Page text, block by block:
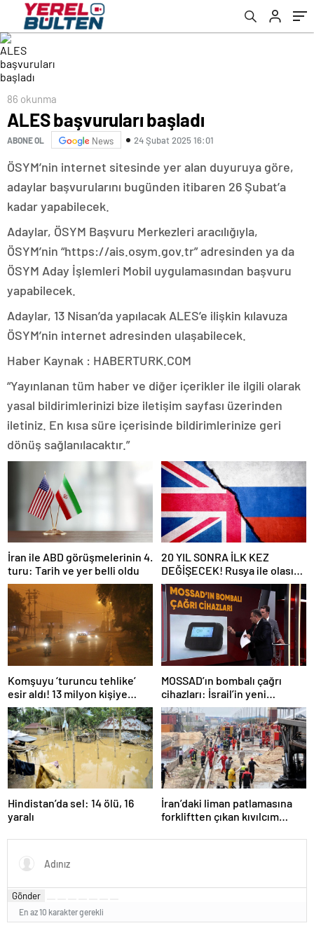
86 okunma
ALES başvuruları başladı
ABONE OL News 24 Şubat 2025 16:01
ÖSYM’nin internet sitesinde yer alan duyuruya göre,
adaylar başvurularını bugünden itibaren 26 Şubat’a
kadar yapabilecek.
Adaylar, ÖSYM Başvuru Merkezleri aracılığıyla,
ÖSYM’nin “https://ais.osym.gov.tr” adresinden ya da
ÖSYM Aday İşlemleri Mobil uygulamasından başvuru
yapabilecek.
Adaylar, 13 Nisan’da yapılacak ALES’e ilişkin kılavuza
ÖSYM’nin internet adresinden ulaşabilecek.
Haber Kaynak : HABERTURK.COM
“Yayınlanan tüm haber ve diğer içerikler ile ilgili olarak
yasal bildirimlerinizi bize iletişim sayfası üzerinden
iletiniz. En kısa süre içerisinde bildirimlerinize geri
dönüş sağlanılacaktır.”
İran ile ABD görüşmelerinin 4.
turu: Tarih ve yer belli oldu
20 YIL SONRA İLK KEZ
DEĞİŞECEK! Rusya ile olası
savaş… İngiltere’nin gizli
planı güncelleniyor!
Komşuyu ‘turuncu tehlike’
esir aldı! 13 milyon kişiye
“evde kalın” uyarısı…
MOSSAD’ın bombalı çağrı
cihazları: İsrail’in yeni
suikastını MİT önledi
Hindistan’da sel: 14 ölü, 16
yaralı
İran’daki liman patlamasına
forkliftten çıkan kıvılcım
Gönder
En az 10 karakter gerekli